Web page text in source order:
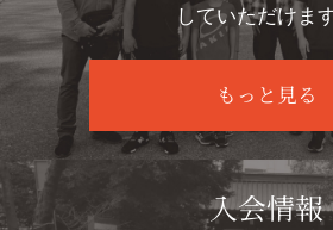
していただけま
もっと見る
入会情報